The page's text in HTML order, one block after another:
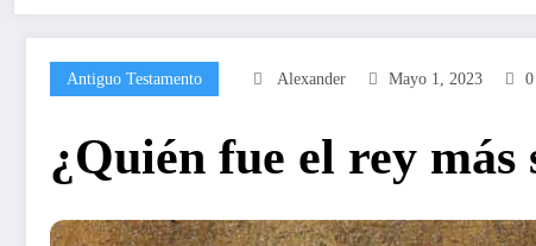
Antiguo Testamento Alexander Mayo 1, 2023
¿Quién fue el rey más